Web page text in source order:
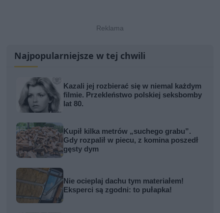
Najpopularniejsze w tej chwili
Kazali jej rozbierać się w niemal każdym
filmie. Przekleństwo polskiej seksbomby
lat 80.
Kupił kilka metrów „suchego grabu”.
Gdy rozpalił w piecu, z komina poszedł
gęsty dym
Nie ocieplaj dachu tym materiałem!
Eksperci są zgodni: to pułapka!